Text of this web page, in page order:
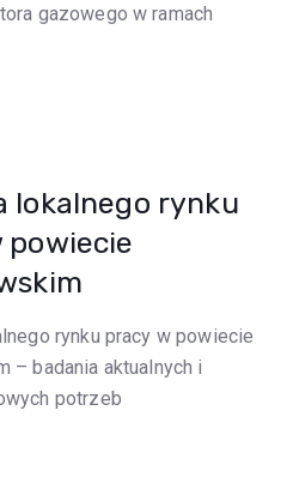
gazowego w ramach
lokalnego rynku
powiecie
rynku pracy w powiecie
– badania aktualnych i
potrzeb